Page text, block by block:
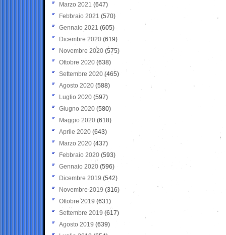
Marzo 2021 (647)
Febbraio 2021 (570)
Gennaio 2021 (605)
Dicembre 2020 (619)
Novembre 2020 (575)
Ottobre 2020 (638)
Settembre 2020(465)
Agosto 2020 (588)
Luglio 2020 (597)
Giugno 2020 (580)
Maggio 2020 (618)
Aprile 2020 (643)
Marzo 2020 (437)
Febbraio 2020 (593)
Gennaio 2020 (596)
Dicembre 2019 (542)
Novembre 2019 (316)
Ottobre 2019 (631)
Settembre 2019 (617)
Agosto 2019 (639)